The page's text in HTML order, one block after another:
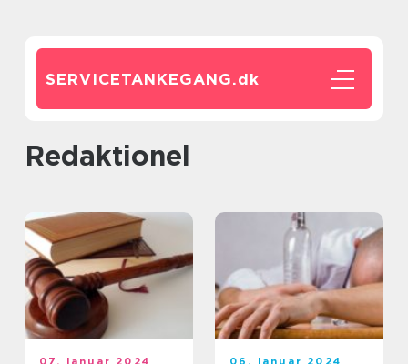
SERVICETANKEGANG.dk
redaktionel
07. januar 2024 06. januar 2024